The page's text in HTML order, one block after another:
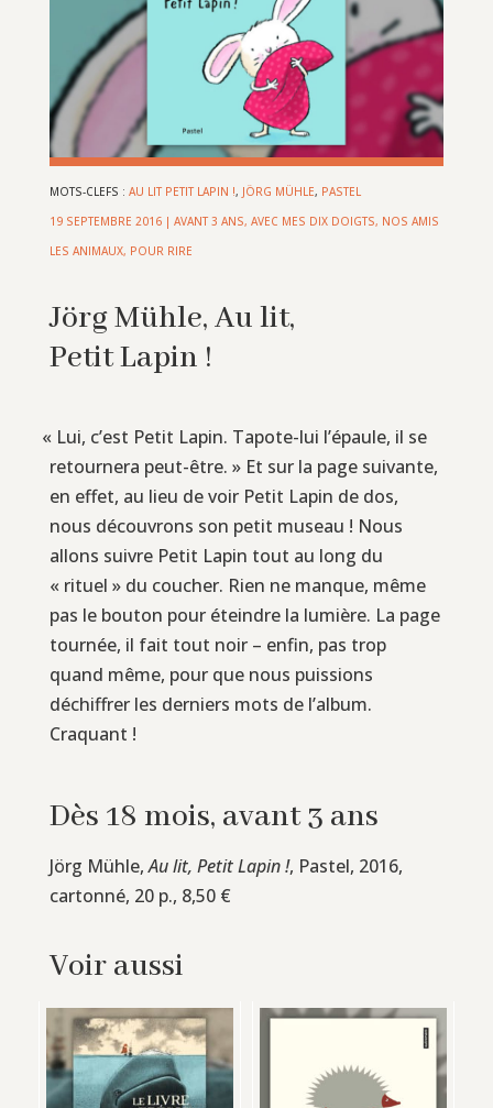
MOTS-CLEFS : AU LIT PETIT LAPIN !, JÖRG MÜHLE, PASTEL
19 SEPTEMBRE 2016| AVANT 3 ANS, AVEC MES DIX DOIGTS, NOS AMIS
LES ANIMAUX, POUR RIRE
Jörg Mühle, Au lit,
Petit Lapin !
« Lui, c’est Petit Lapin. Tapote-lui l’épaule, il se
retournera peut-être. » Et sur la page suivante,
en effet, au lieu de voir Petit Lapin de dos,
nous découvrons son petit museau ! Nous
allons suivre Petit Lapin tout au long du
« rituel » du coucher. Rien ne manque, même
pas le bouton pour éteindre la lumière. La page
tournée, il fait tout noir – enfin, pas trop
quand même, pour que nous puissions
déchiffrer les derniers mots de l’album.
Craquant !
Dès 18 mois, avant 3 ans
Jörg Mühle,Au lit, Petit Lapin !, Pastel, 2016,
cartonné, 20 p., 8,50 €
Voir aussi